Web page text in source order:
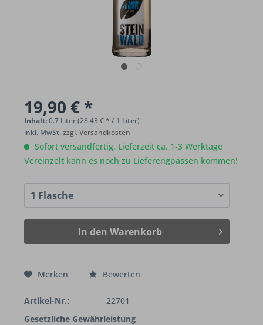
19,90 € *
Inhalt:0.7 Liter (28,43 € * / 1 Liter)
inkl. MwSt.zzgl. Versandkosten
Sofort versandfertig, Lieferzeit ca. 1-3 Werktage
Vereinzelt kann es noch zu Lieferengpässen kommen!
In den Warenkorb
Merken Bewerten
Artikel-Nr.:
22701
Gesetzliche Gewährleistung